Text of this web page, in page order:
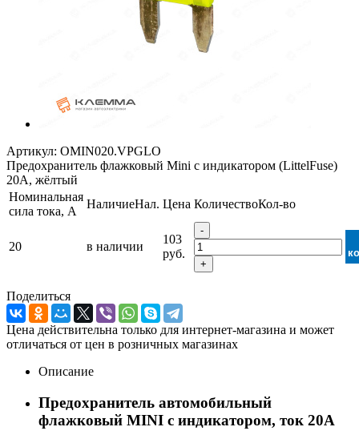
Артикул: OMIN020.VPGLO
Предохранитель флажковый Mini с индикатором (LittelFuse)
20А, жёлтый
Номинальная
сила тока, А
НаличиеНал. Цена КоличествоКол-во
20 в наличии
103
руб.
-
+
Поделиться
Цена действительна только для интернет-магазина и может
отличаться от цен в розничных магазинах
Описание
Предохранитель автомобильный
флажковый MINI с индикатором, ток 20А